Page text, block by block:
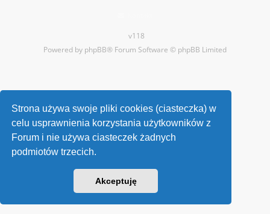
Strona używa swoje pliki cookies (ciasteczka) w
celu usprawnienia korzystania użytkowników z
Forum i nie używa ciasteczek żadnych
podmiotów trzecich.
Akceptuję
v118
Powered by phpBB® Forum Software © phpBB Limited